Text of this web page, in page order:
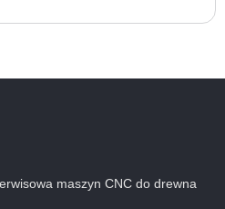
maszyn CNC do drewna